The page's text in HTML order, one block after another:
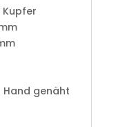
Hand genäht